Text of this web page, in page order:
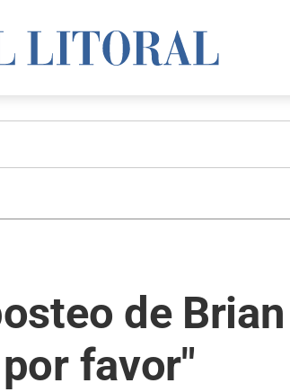
de
favor"